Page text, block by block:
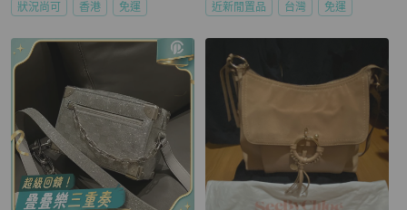
狀況尚可 香港 免運 近新閒置品 台灣 免運